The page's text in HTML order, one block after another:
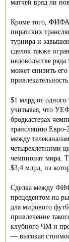
матчей вряд ли
Кроме того, ФИФА
пиратских
турнира и
сделок также
недовольстве
может снизить
привлекательность.
$1 млрд от одного
учитывая, что
бродкастерах
трансляцию
между
четырехлетними
чемпионат мира.
$3,4 млрд, из
Сделка между
прецедентом на
для мирового
привлечение
клубного ЧМ и
— высокая